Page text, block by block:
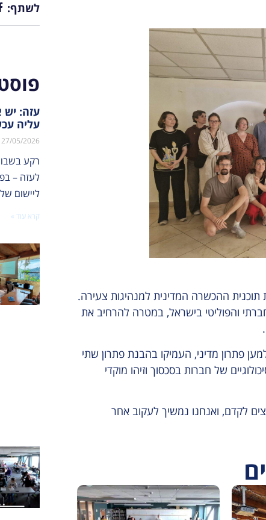
עומק במסגרת תוכנית ההכשרה המדינית למנהיגות צעירה.
והפוליטי בישראל, במטרה להרחיב את
פתרון מדיני, העמיקו בהבנת פתרון שתי
של חברות בסכסוך וזיהו מוקדי
לקדם, ואנחנו נמשיך לעקוב אחר
לשתף:
עזה:
עליה
05/2026
רקע
ליישום
קרא עוד »